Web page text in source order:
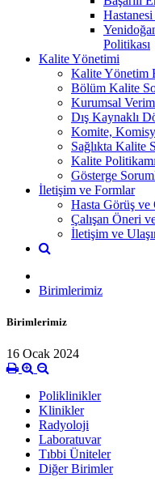
Politikası
Kalite Yönetimi
Kalite Yönetim
Bölüm Kalite
Kurumsal
Dış Kaynaklı
Komite,
Sağlıkta Kalite
Kalite
Gösterge
İletişim ve Formlar
Hasta Görüş ve
Çalışan Öneri
İletişim ve
Birimlerimiz
Birimlerimiz
16 Ocak 2024
Poliklinikler
Klinikler
Radyoloji
Laboratuvar
Tıbbi Üniteler
Diğer Birimler